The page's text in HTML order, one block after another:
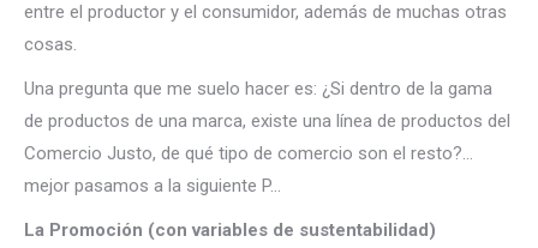
entre el productor y el consumidor, además de muchas otras
cosas.
Una pregunta que me suelo hacer es: ¿Si dentro de la gama
de productos de una marca, existe una línea de productos del
Comercio Justo, de qué tipo de comercio son el resto?…
mejor pasamos a la siguiente P…
La Promoción (con variables de sustentabilidad)